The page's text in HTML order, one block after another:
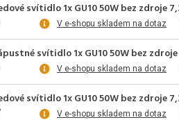
svítidlo 1x GU10 50W bez zdroje
V e-shopu skladem na dotaz
svítidlo 1x GU10 50W bez
V e-shopu skladem na dotaz
svítidlo 1x GU10 50W bez zdroje
V e-shopu skladem na dotaz